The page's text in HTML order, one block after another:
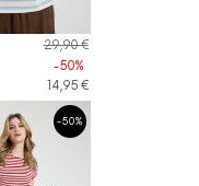
29,90 €
-50%
14,95 €
-50%